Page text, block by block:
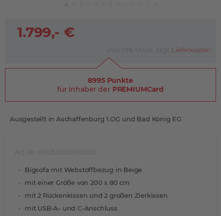
Art.-Nr. 001252000100000
Bigsofa mit Webstoffbezug in Beige
mit einer Größe von 200 x 80 cm
mit 2 Rückenkissen und 2 großen Zierkissen
mit USB-A- und C-Anschluss
1.799,- €
inkl. 19% MwSt. zzgl. Lieferkosten
8995 Punkte
für Inhaber der PREMIUMCard
Ausgestellt in Aschaffenburg 1.OG und Bad König EG